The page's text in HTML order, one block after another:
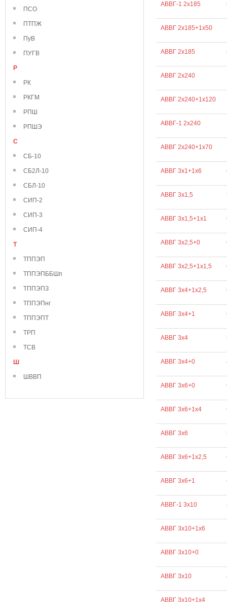
ПСО
ПТПЖ
ПуВ
ПУГВ
Р
РК
РКГМ
РПШ
РПШЭ
С
СБ-10
СБ2Л-10
СБЛ-10
СИП-2
СИП-3
СИП-4
Т
ТППЭП
ТППЭПББШп
ТППЭПЗ
ТППЭПнг
ТППЭПТ
ТРП
ТСВ
Ш
ШВВП
АВВГ-1 2х185
АВВГ 2х185+1х50
АВВГ 2х185
АВВГ 2х240
АВВГ 2х240+1х120
АВВГ-1 2х240
АВВГ 2х240+1х70
АВВГ 3х1+1х6
АВВГ 3х1,5
АВВГ 3х1,5+1х1
АВВГ 3х2,5+0
АВВГ 3х2,5+1х1,5
АВВГ 3х4+1х2,5
АВВГ 3х4+1
АВВГ 3х4
АВВГ 3х4+0
АВВГ 3х6+0
АВВГ 3х6+1х4
АВВГ 3х6
АВВГ 3х6+1х2,5
АВВГ 3х6+1
АВВГ-1 3х10
АВВГ 3х10+1х6
АВВГ 3х10+0
АВВГ 3х10
АВВГ 3х10+1х4